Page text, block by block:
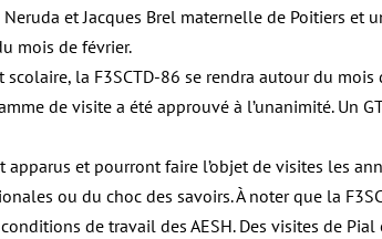
Neruda et Jacques Brel maternelle de Poitiers et
mois de février.
scolaire, la F3SCTD-86 se rendra autour du
de visite a été approuvé à l’unanimité. Un
apparus et pourront faire l’objet de visites les
ou du choc des savoirs. À noter que la
de travail des AESH. Des visites de